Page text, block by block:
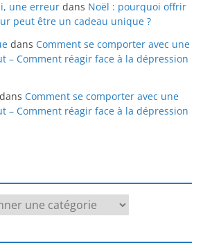
une erreur dans Noël : pourquoi offrir
peut être un cadeau unique ?
dans Comment se comporter avec une
– Comment réagir face à la dépression
dans Comment se comporter avec une
– Comment réagir face à la dépression